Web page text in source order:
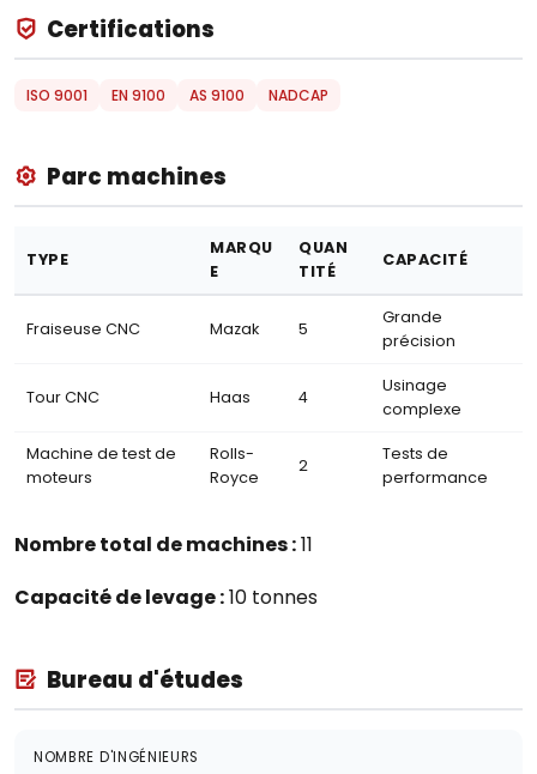
Certifications
ISO 9001 EN 9100 AS 9100 NADCAP
Parc machines
TYPE
MARQU
E
QUAN
TITÉ
CAPACITÉ
Fraiseuse CNC Mazak 5
Grande
précision
Tour CNC Haas 4
Usinage
complexe
Machine de test de
moteurs
Rolls-
Royce
2
Tests de
performance
Nombre total de machines :11
Capacité de levage :10 tonnes
Bureau d'études
NOMBRE D'INGÉNIEURS